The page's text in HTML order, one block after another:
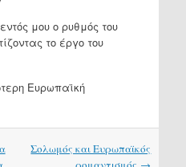
μου ο ρυθμός του
το έργο του
Ευρωπαϊκή
Σολωμός και Ευρωπαϊκός